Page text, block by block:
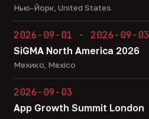
Нью-Йорк, United States
2026-09-01 - 2026-09-03
SiGMA North America 2026
Мехико, Mexico
2026-09-03
App Growth Summit London